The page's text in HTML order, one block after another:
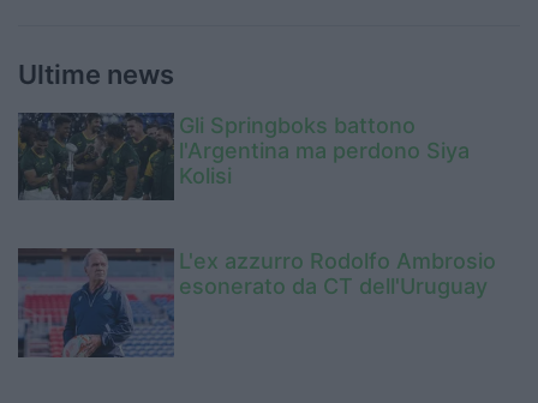
Ultime news
Gli Springboks battono
l'Argentina ma perdono Siya
Kolisi
L'ex azzurro Rodolfo Ambrosio
esonerato da CT dell'Uruguay